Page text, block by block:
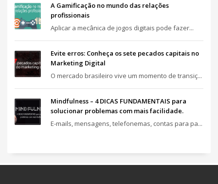
A Gamificação no mundo das relações
profissionais
Aplicar a mecânica de jogos digitais pode fazer...
Evite erros: Conheça os sete pecados capitais no
Marketing Digital
O mercado brasileiro vive um momento de transiç...
Mindfulness – 4 DICAS FUNDAMENTAIS para
solucionar problemas com mais facilidade.
E-mails, mensagens, telefonemas, contas para pa...